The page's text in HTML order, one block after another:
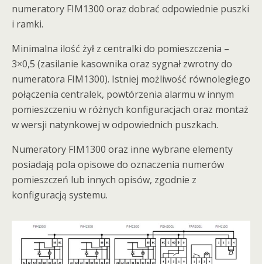
numeratory FIM1300 oraz dobrać odpowiednie puszki
i ramki.
Minimalna ilość żył z centralki do pomieszczenia –
3×0,5 (zasilanie kasownika oraz sygnał zwrotny do
numeratora FIM1300). Istniej możliwość równoległego
połączenia centralek, powtórzenia alarmu w innym
pomieszczeniu w różnych konfiguracjach oraz montaż
w wersji natynkowej w odpowiednich puszkach.
Numeratory FIM1300 oraz inne wybrane elementy
posiadają pola opisowe do oznaczenia numerów
pomieszczeń lub innych opisów, zgodnie z
konfiguracją systemu.